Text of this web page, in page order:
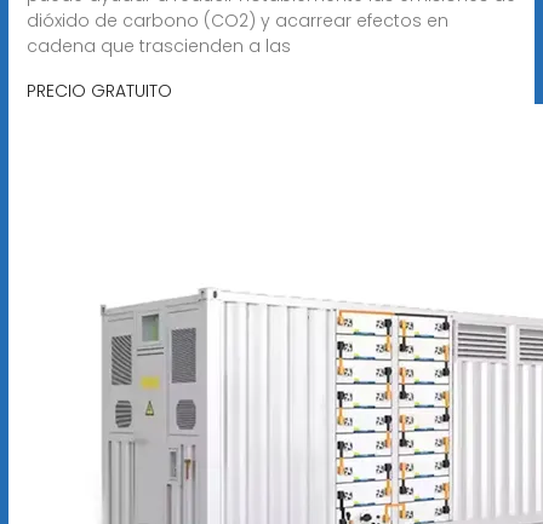
dióxido de carbono (CO2) y acarrear efectos en
cadena que trascienden a las
PRECIO GRATUITO